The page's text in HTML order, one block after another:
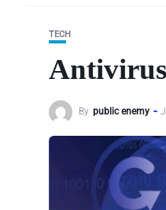
TECH
By public enemy